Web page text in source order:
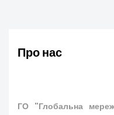
Про нас
ГО "Глобальна